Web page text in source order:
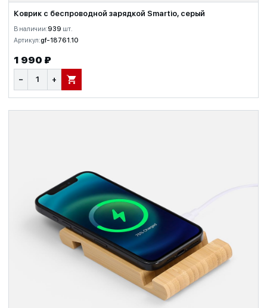
Коврик с беспроводной зарядкой Smartio, серый
В наличии:939 шт.
Артикул:gf-18761.10
1 990 ₽
− + В КОРЗИНУ